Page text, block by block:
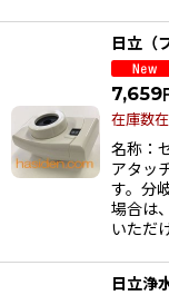
日立（
7,659
在庫数
名称：
アタッ
す。分
場合は
いただ
日立浄